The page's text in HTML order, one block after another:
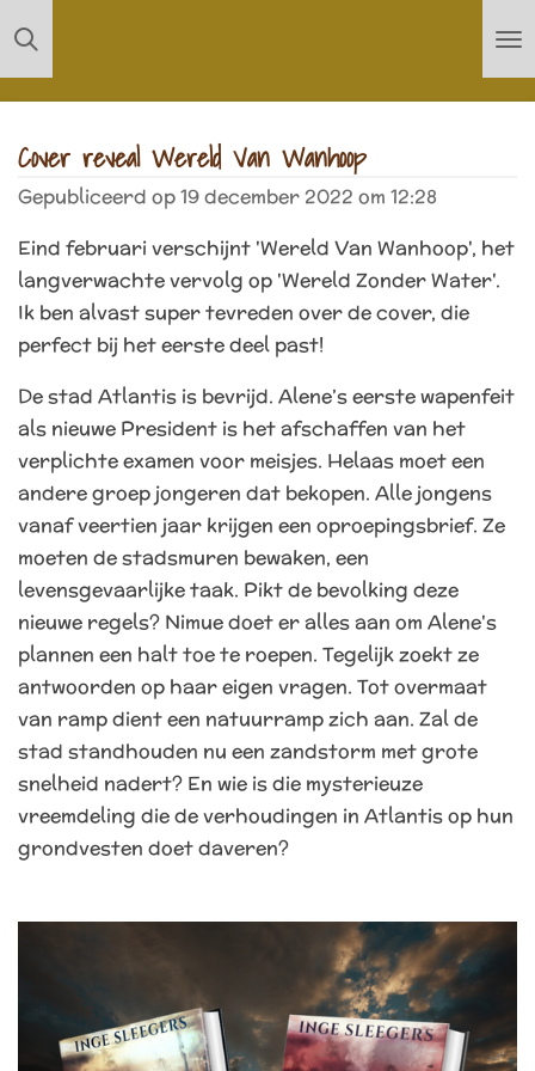
Ga
hoofdinhoud
Cover reveal Wereld Van Wanhoop
Gepubliceerd op 19 december 2022 om 12:28
Eind februari verschijnt 'Wereld Van Wanhoop', het
langverwachte vervolg op 'Wereld Zonder Water'.
Ik ben alvast super tevreden over de cover, die
perfect bij het eerste deel past!
De stad Atlantis is bevrijd. Alene’s eerste wapenfeit
als nieuwe President is het afschaffen van het
verplichte examen voor meisjes. Helaas moet een
andere groep jongeren dat bekopen. Alle jongens
vanaf veertien jaar krijgen een oproepingsbrief. Ze
moeten de stadsmuren bewaken, een
levensgevaarlijke taak. Pikt de bevolking deze
nieuwe regels? Nimue doet er alles aan om Alene's
plannen een halt toe te roepen. Tegelijk zoekt ze
antwoorden op haar eigen vragen. Tot overmaat
van ramp dient een natuurramp zich aan. Zal de
stad standhouden nu een zandstorm met grote
snelheid nadert? En wie is die mysterieuze
vreemdeling die de verhoudingen in Atlantis op hun
grondvesten doet daveren?